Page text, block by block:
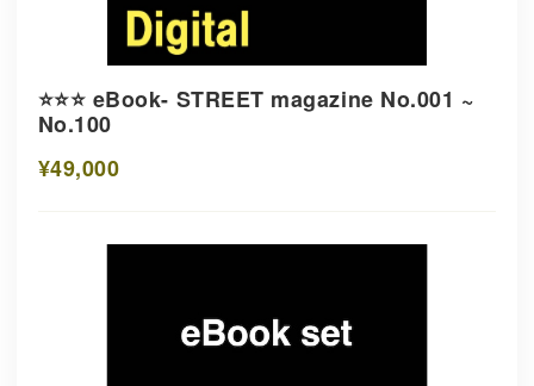
⭐️⭐️⭐️ eBook- STREET magazine No.001 ~
No.100
¥49,000